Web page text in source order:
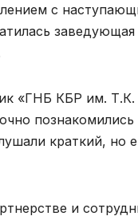
с
заведующая
«ГНБ КБР им.
краткий, но
и